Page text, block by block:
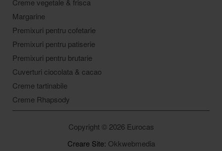
Margarine
Premixuri pentru cofetarie
Premixuri pentru patiserie
Premixuri pentru brutarie
Cuverturi ciocolata & cacao
Creme tartinabile
Creme Rhapsody
Copyright © 2026 Eurocas
Creare Site: Okkwebmedia